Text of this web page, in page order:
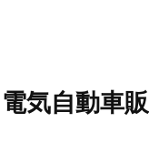
気自動車販